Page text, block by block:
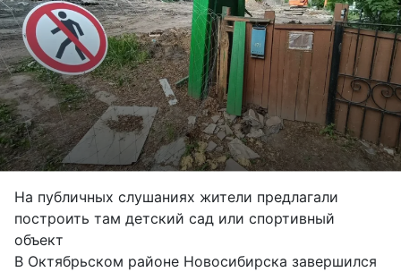
На публичных слушаниях жители предлагали
построить там детский сад или спортивный
объект
В Октябрьском районе Новосибирска завершился